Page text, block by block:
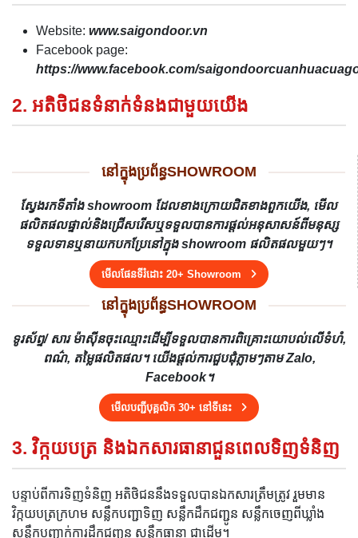
Website: www.saigondoor.vn
Facebook page:
https://www.facebook.com/
2. អតិថិជនទំនាក់ទំនងជាមួយយើង
នៅក្នុងប្រព័ន្ធSHOWROOM
ស្វែងរកទីតាំង showroom ដែលខាងក្រោយជិតខាងពួកយើង, មើល
ផលិតផលផ្ទាល់និងជ្រើសរើសឬទទួលបានការផ្តល់អនុសាសន៍ពីមនុស្ស
ទទួលទានឬនាយកបកប្រែនៅក្នុង showroom ផលិតផលមួយៗ។
មើលផែនទីរំដោះ 20+ Showroom
នៅក្នុងប្រព័ន្ធSHOWROOM
ទូរស័ព្ទ/ សារ ម៉ាស៊ីនចុះឈ្មោះដើម្បីទទួលបានការពិគ្រោះយោបល់លើទំហំ,
ពណ៌, តម្លៃផលិតផល។ យើងផ្តល់ការជួបជុំភ្លាមៗតាម Zalo,
Facebook។
មើលបញ្ជីបុគ្គលិក 30+ នៅទីនេះ
3. វិក្កយបត្រ និងឯកសារធានាជួនពេលទិញទំនិញ
បន្ទាប់ពីការទិញទំនិញ អតិថិជននឹងទទួលបានឯកសារត្រឹមត្រូវ រួមមាន
វិក្កយបត្រក្រហម សន្លឹកបញ្ជាទិញ សន្លឹកដឹកជញ្ជូន សន្លឹកចេញពីឃ្លាំង
សន្លឹកបញ្ជាក់ការដឹកជញ្ជូន សន្លឹកធានា ជាដើម។